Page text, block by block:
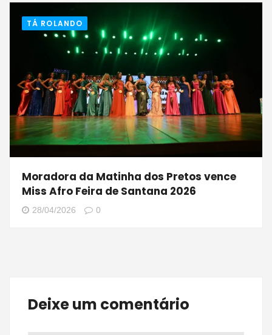
TÁ ROLANDO
Moradora da Matinha dos Pretos vence
Miss Afro Feira de Santana 2026
28/04/2026 0
Deixe um comentário